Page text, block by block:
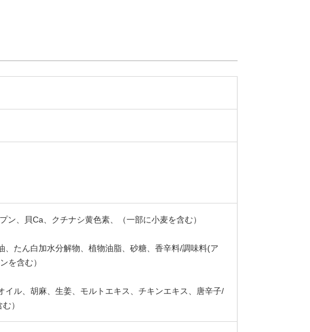
、貝Ca、クチナシ黄色素、（一部に小麦を含む）
たん白加水分解物、植物油脂、砂糖、香辛料/調味料(ア
を含む）
ル、胡麻、生姜、モルトエキス、チキンエキス、唐辛子/
）